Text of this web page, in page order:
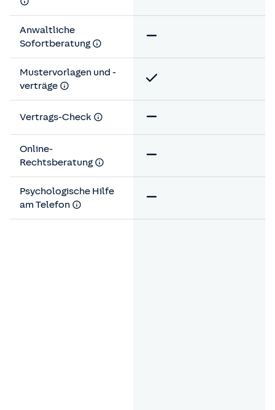
Anwaltliche
Sofortberatung
Mustervorlagen und -
verträge
Vertrags-Check
Online-
Rechtsberatung
Psychologische Hilfe
am Telefon